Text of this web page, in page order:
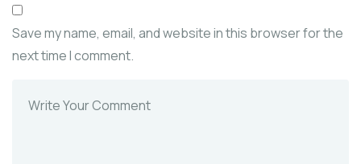
Save my name, email, and website in this browser for the
next time I comment.